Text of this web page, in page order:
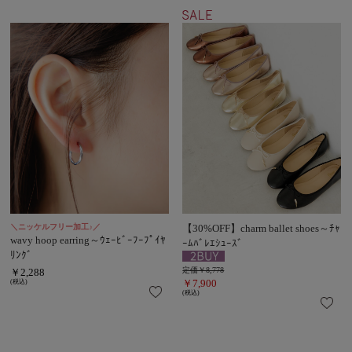
＼ニッケルフリー加工♪／
wavy hoop earring～ｳｪｰﾋﾞｰﾌｰﾌﾟｲﾔ
ﾘﾝｸﾞ
￥2,288
(税込)
【30%OFF】charm ballet shoes～ﾁｬ
ｰﾑﾊﾞﾚｴｼｭｰｽﾞ
定価￥8,778
￥7,900
(税込)